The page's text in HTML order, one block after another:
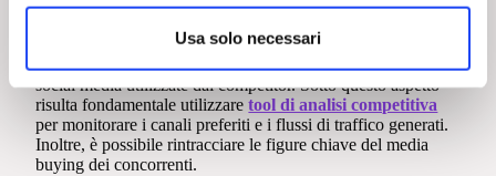
Usa solo necessari
planning che se ne occupano può fornire informazioni
preziose su approcci, canali e budget impiegati.
Un primo passo consiste nell’analizzare le piattaforme di
social media utilizzate dai competitor. Sotto questo aspetto
risulta fondamentale utilizzaretool di analisi competitiva
per monitorare i canali preferiti e i flussi di traffico generati.
Inoltre, è possibile rintracciare le figure chiave del media
buying dei concorrenti.